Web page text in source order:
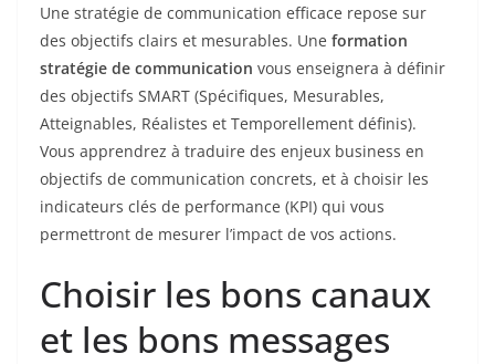
Une stratégie de communication efficace repose sur
des objectifs clairs et mesurables. Une formation
stratégie de communication vous enseignera à définir
des objectifs SMART (Spécifiques, Mesurables,
Atteignables, Réalistes et Temporellement définis).
Vous apprendrez à traduire des enjeux business en
objectifs de communication concrets, et à choisir les
indicateurs clés de performance (KPI) qui vous
permettront de mesurer l’impact de vos actions.
Choisir les bons canaux
et les bons messages